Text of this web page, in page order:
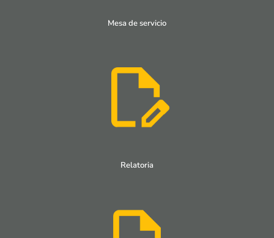
Mesa de servicio
Relatoria